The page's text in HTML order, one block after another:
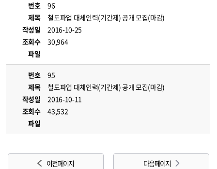
번호
96
제목
철도파업 대체인력(기간제) 공개 모집(마감)
작성일
2016-10-25
조회수
30,964
파일
번호
95
제목
철도파업 대체인력(기간제) 공개 모집(마감)
작성일
2016-10-11
조회수
43,532
파일
이전 페이지 다음 페이지